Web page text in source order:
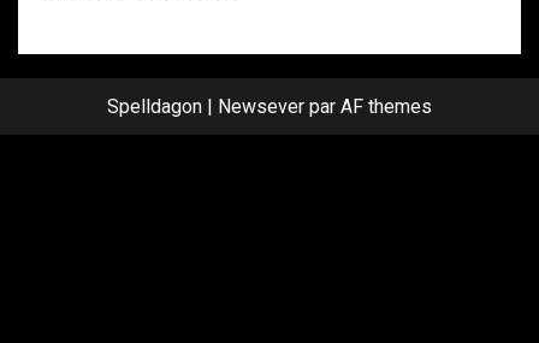
Spelldagon Newsever par AF themes